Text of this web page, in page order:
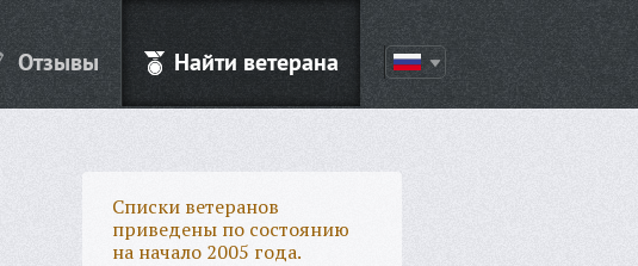
Отзывы Найти ветерана
Списки ветеранов
приведены по состоянию
на начало 2005 года.